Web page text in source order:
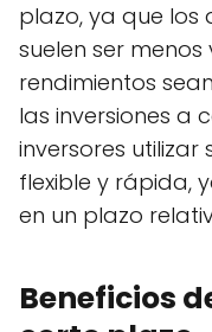
plazo, ya que los
suelen ser
rendimientos
las inversiones a
inversores
flexible y rápida,
en un plazo
Beneficios